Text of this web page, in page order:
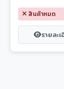
สินค้าหมด
รายละ